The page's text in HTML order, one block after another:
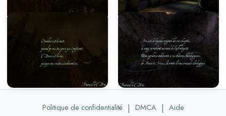
Politique de confidentialité | DMCA | Aide